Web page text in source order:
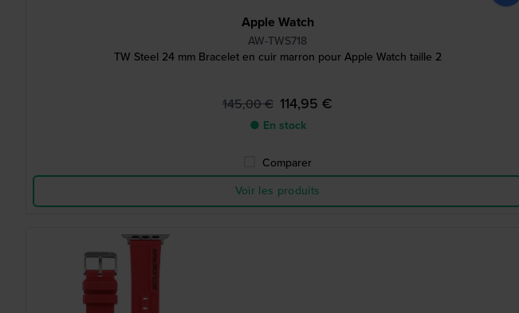
Apple Watch
AW-TWS718
TW Steel 24 mm Bracelet en cuir marron pour Apple Watch taille 2
145,00 € 114,95 €
● En stock
Comparer
Voir les produits